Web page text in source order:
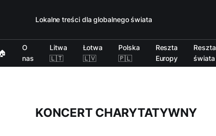
Lokalne treści dla globalnego świata
O
nas
Litwa
🇱🇹
Łotwa
🇱🇻
Polska
🇵🇱
Reszta
Europy
Reszta
świata
KONCERT CHARYTATYWNY